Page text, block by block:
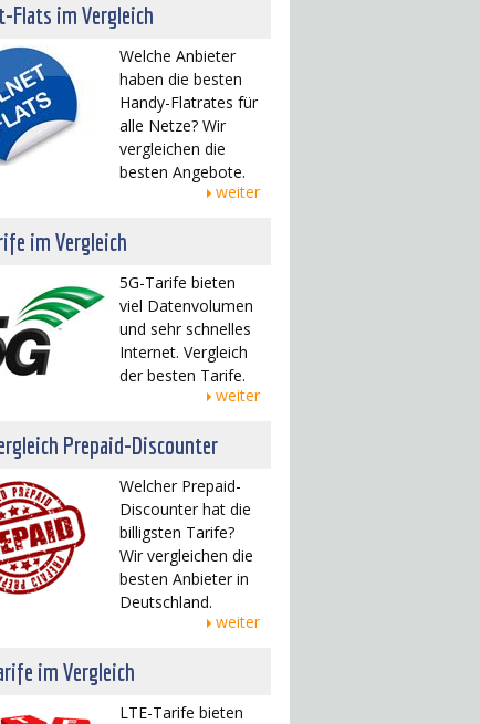
Flats im Vergleich
Welche Anbieter
haben die besten
Handy-Flatrates für
alle Netze? Wir
vergleichen die
besten Angebote.
weiter
im Vergleich
5G-Tarife bieten
viel Datenvolumen
und sehr schnelles
Internet. Vergleich
der besten Tarife.
weiter
Prepaid-Discounter
Welcher Prepaid-
Discounter hat die
billigsten Tarife?
Wir vergleichen die
besten Anbieter in
Deutschland.
weiter
im Vergleich
LTE-Tarife bieten